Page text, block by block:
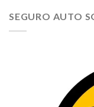
SEGURO AUTO